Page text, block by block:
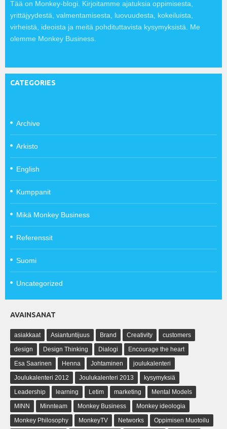
Tää on Monkey-blogi. Kirjoitamme ajatuksia oppimisesta,
yrittäjyydestä, valmentamisesta, luovuudesta, kokeiluista,
virheistä, ideoista ja meitä pohdituttavista kysymyksistä. Me
olemme Monkey Business.
CATEGORIES
Archive
Arkisto
English
Kumppanit
Mikä Monkey Business
Referenssit
Suomi
Uncategorized
AVAINSANAT
asiakkaat Asiantuntijuus Brand Creativity
customers
design
Design Thinking Dialogi
Encourage the heart
Esa Saarinen
Henna Johtaminen
joulukalenteri
Joulukalenteri 2012
Joulukalenteri 2013
kysymyksiä
Leadership
learning Letim marketing
Mental Models
MINN
Minnteam Monkey Business
Monkey ideologia
Monkey Philosophy
MonkeyTV Networks
Oppimisen Muotoilu